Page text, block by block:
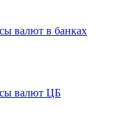
валют в банках
валют ЦБ